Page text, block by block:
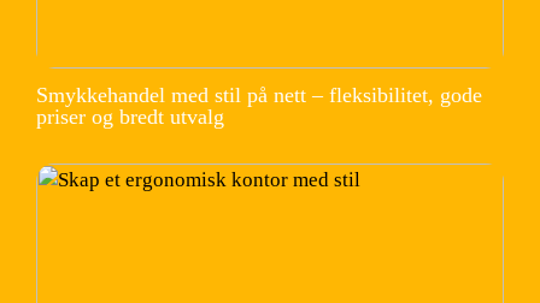
Smykkehandel med stil på nett – fleksibilitet, gode
priser og bredt utvalg